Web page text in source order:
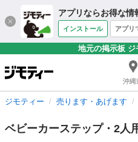
アプリならお得な情
インストール アプリ
地元の掲示板
沖縄
ジモティー 売ります・あげます
ベビーカーステップ・2人